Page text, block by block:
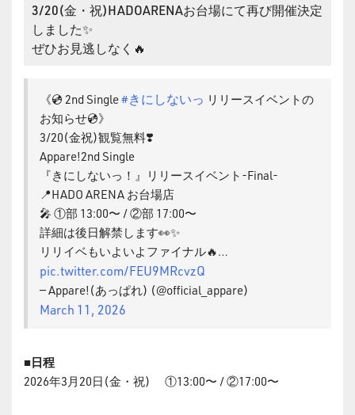
3/20(金・祝)HADOARENAお台場にて再び開催決定
しました✨
ぜひお見逃しなく🔥
《💿 2nd Single#きにしないっ リリースイベントの
お知らせ💿》
3/20(金祝)観覧無料❣️
Appare!2nd Single
『きにしないっ！』リリースイベント-Final-
📍HADO ARENA お台場店
🎤 ①部 13:00〜 / ②部 17:00〜
詳細は後日解禁します👀✨
リリイベもいよいよファイナル🔥…
pic.twitter.com/FEU9MRcvzQ
— Appare!(あっぱれ) (@official_appare)
March 11, 2026
■日程
2026年3月20日(金・祝) ①13:00〜 / ②17:00〜